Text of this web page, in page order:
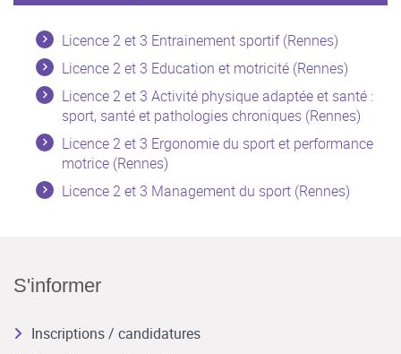
Licence 2 et 3 Entrainement sportif (Rennes)
Licence 2 et 3 Education et motricité (Rennes)
Licence 2 et 3 Activité physique adaptée et santé :
sport, santé et pathologies chroniques (Rennes)
Licence 2 et 3 Ergonomie du sport et performance
motrice (Rennes)
Licence 2 et 3 Management du sport (Rennes)
S'informer
Inscriptions / candidatures